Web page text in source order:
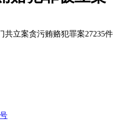
立案贪污贿赂犯罪案27235